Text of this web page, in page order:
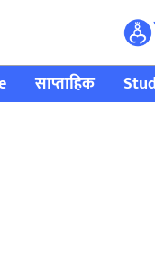
साप्ताहिक